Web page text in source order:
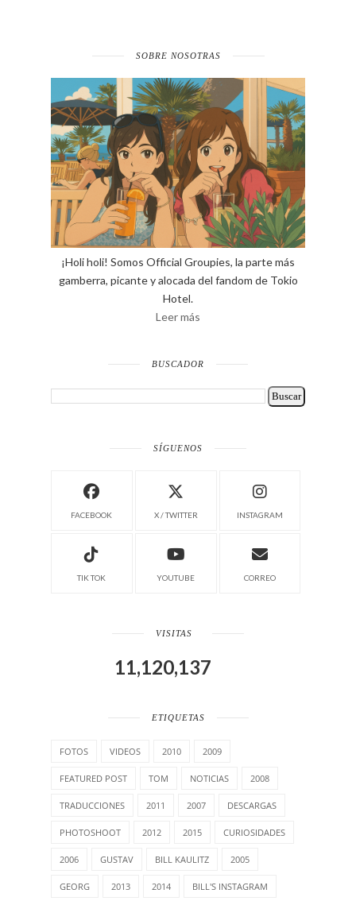
SOBRE NOSOTRAS
¡Holi holi! Somos Official Groupies, la parte más
gamberra, picante y alocada del fandom de Tokio
Hotel.
Leer más
BUSCADOR
SÍGUENOS
FACEBOOK X / TWITTER INSTAGRAM
TIK TOK YOUTUBE CORREO
VISITAS
11,120,137
ETIQUETAS
FOTOS VIDEOS 2010 2009
FEATURED POST TOM NOTICIAS 2008
TRADUCCIONES 2011 2007 DESCARGAS
PHOTOSHOOT 2012 2015 CURIOSIDADES
2006 GUSTAV BILL KAULITZ 2005
GEORG 2013 2014 BILL'S INSTAGRAM